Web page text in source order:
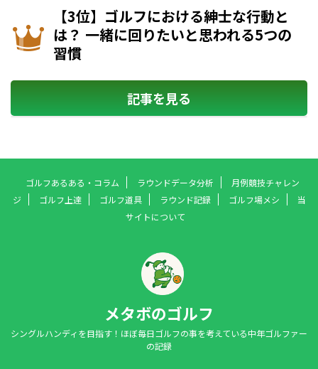
【3位】ゴルフにおける紳士な行動と
は？ 一緒に回りたいと思われる5つの
習慣
記事を見る
ゴルフあるある・コラム ラウンドデータ分析
月例競技チャレン
ジ
ゴルフ上達 ゴルフ道具 ラウンド記録 ゴルフ場メシ
当
サイトについて
メタボのゴルフ
シングルハンディを目指す！ほぼ毎日ゴルフの事を考えている中年ゴルファー
の記録